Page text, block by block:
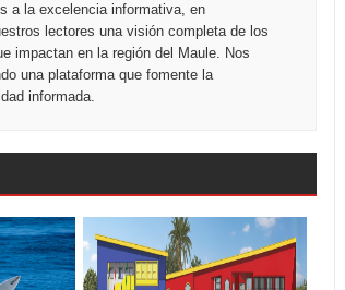
a la excelencia informativa, en
lectores una visión completa de los
impactan en la región del Maule. Nos
una plataforma que fomente la
informada.